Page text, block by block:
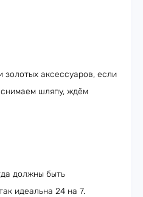
золотых аксессуаров, если
снимаем шляпу, ждём
должны быть
идеальна 24 на 7.